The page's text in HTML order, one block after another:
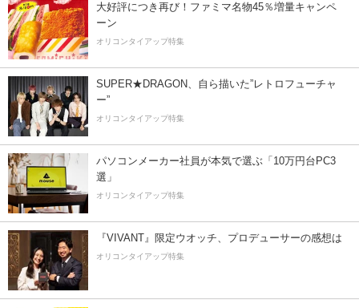
大好評につき再び！ファミマ名物45％増量キャンペ
ーン
オリコンタイアップ特集
SUPER★DRAGON、自ら描いた”レトロフューチャ
ー”
オリコンタイアップ特集
パソコンメーカー社員が本気で選ぶ「10万円台PC3
選」
オリコンタイアップ特集
『VIVANT』限定ウオッチ、プロデューサーの感想は
オリコンタイアップ特集